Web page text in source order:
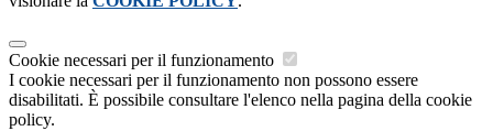
Cookie necessari per il funzionamento
I cookie necessari per il funzionamento non possono essere
disabilitati. È possibile consultare l'elenco nella pagina della cookie
policy.